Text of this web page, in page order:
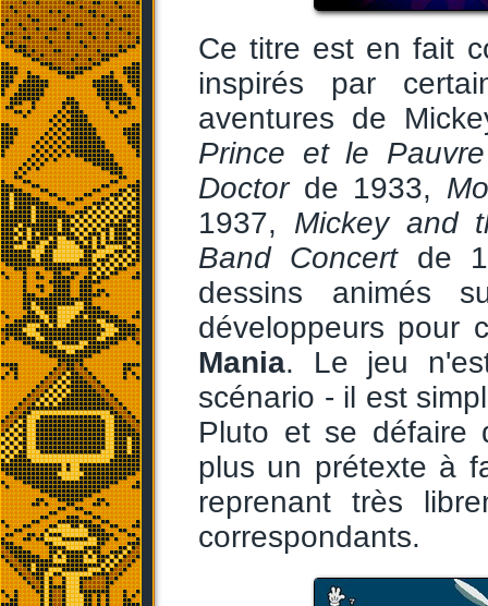
Ce titre est en fait
inspirés par
aventures de
Prince et le Pauvre
Doctorde 1933,
1937, Mickey and
Band Concertde
dessins animés
développeurs pour
Mania. Le jeu
scénario - il est
Pluto et se défaire
plus un prétexte à
reprenant très
correspondants.